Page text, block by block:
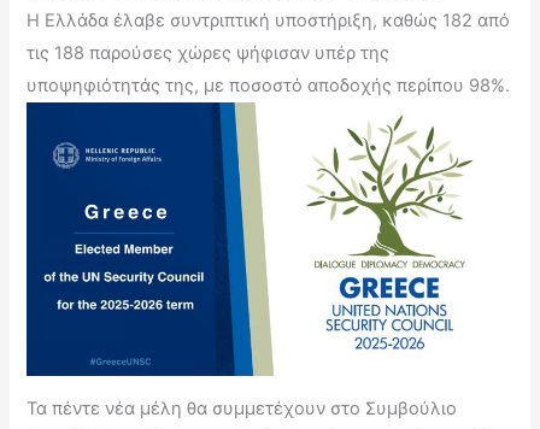
Η Ελλάδα έλαβε συντριπτική υποστήριξη, καθώς 182 από
τις 188 παρούσες χώρες ψήφισαν υπέρ της
υποψηφιότητάς της, με ποσοστό αποδοχής περίπου 98%.
Τα πέντε νέα μέλη θα συμμετέχουν στο Συμβούλιο